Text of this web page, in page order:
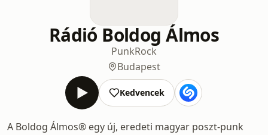
Rádió Boldog Álmos
PunkRock
Budapest
Kedvencek
A Boldog Álmos® egy új, eredeti magyar poszt-punk